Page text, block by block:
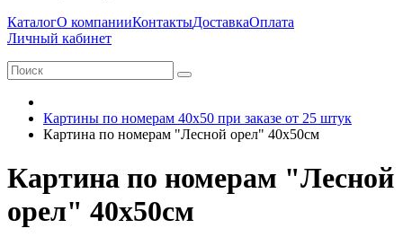
КаталогО компанииКонтактыДоставкаОплата
Личный кабинет
Картины по номерам 40х50 при заказе от 25 штук
Картина по номерам "Лесной орел" 40х50см
Картина по номерам "Лесной
орел" 40х50см